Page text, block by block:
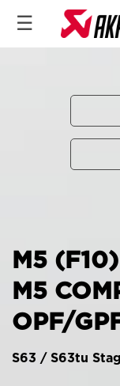
☰
M5 (F10)
M5
OPF/
S63 / S63tu